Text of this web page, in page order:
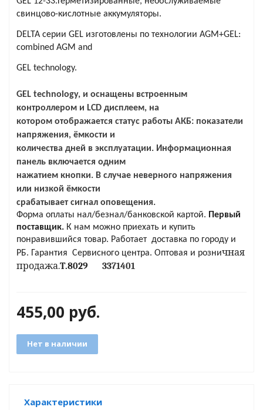
для
промышленности
от грозовых
систем
Delta
свинцово-кислотные аккумуляторы.
DELTA серии GEL изготовлены по технологии AGM+GEL:
combined AGM and
GEL technology.
GEL technology, и оснащены встроенным
контроллером и LСD дисплеем, на
котором отображается статус работы АКБ: показатели
напряжения, ёмкости и
количества дней в эксплуатации. Информационная
панель включается одним
нажатием кнопки. В случае неверного напряжения
или низкой ёмкости
срабатывает сигнал оповещения.
Форма оплаты нал/безнал/банковской картой. Первый
поставщик. К нам можно приехать и купить
понравившийся товар. Работает доставка по городу и
РБ. Гарантия Сервисного центра. Оптовая и розничная
продажа.T.8029 3371401
455,00 руб.
Нет в наличии
Характеристики